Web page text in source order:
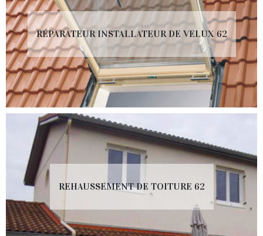
RÉPARATEUR INSTALLATEUR DE VELUX 62
REHAUSSEMENT DE TOITURE 62